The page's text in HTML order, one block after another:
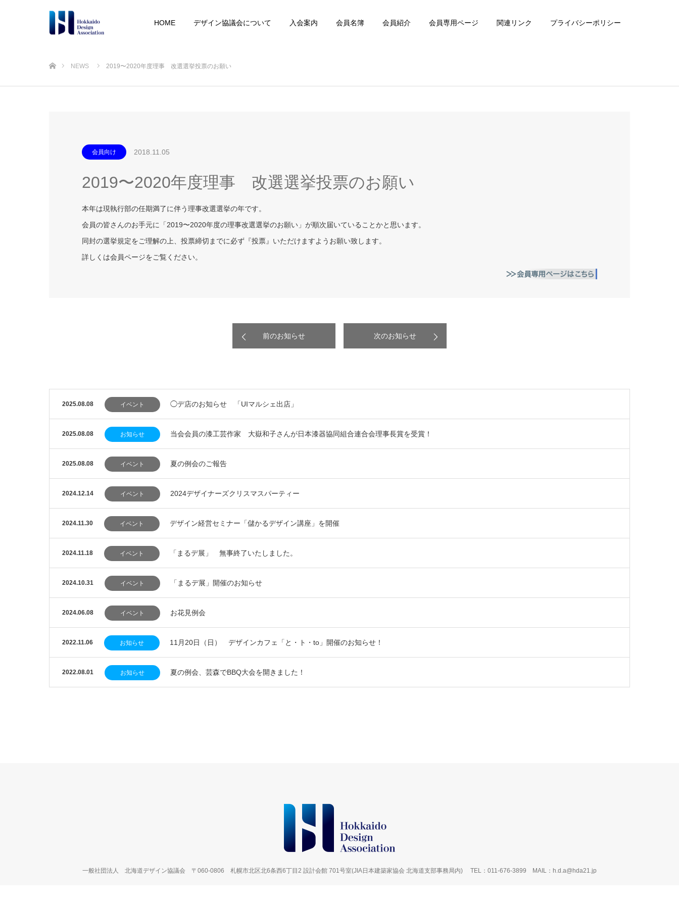
HOME デザイン協議会について 入会案内 会員名簿 会員紹介 会員専用ページ 関連リンク プライバシーポリシー
NEWS 2019〜2020年度理事 改選選挙投票のお願い
会員向け 2018.11.05
2019〜2020年度理事 改選選挙投票のお願い
本年は現執行部の任期満了に伴う理事改選選挙の年です。
会員の皆さんのお手元に「2019〜2020年度の理事改選選挙のお願い」が順次届いていることかと思います。
同封の選挙規定をご理解の上、投票締切までに必ず『投票』いただけますようお願い致します。
詳しくは会員ページをご覧ください。
前のお知らせ 次のお知らせ
2025.08.08 イベント ◯デ店のお知らせ 「UIマルシェ出店」
2025.08.08 お知らせ 当会会員の漆工芸作家 大嶽和子さんが日本漆器協同組合連合会理事長賞を受賞！
2025.08.08 イベント 夏の例会のご報告
2024.12.14 イベント 2024デザイナーズクリスマスパーティー
2024.11.30 イベント デザイン経営セミナー「儲かるデザイン講座」を開催
2024.11.18 イベント 「まるデ展」 無事終了いたしました。
2024.10.31 イベント 「まるデ展」開催のお知らせ
2024.06.08 イベント お花見例会
2022.11.06 お知らせ 11月20日（日） デザインカフェ「と・ト・to」開催のお知らせ！
2022.08.01 お知らせ 夏の例会、芸森でBBQ大会を開きました！
一般社団法人 北海道デザイン協議会 〒060-0806 札幌市北区北6条西6丁目2 設計会館 701号室(JIA日本建築家協会 北海道支部事務局内) TEL：011-676-3899 MAIL：h.d.a@hda21.jp